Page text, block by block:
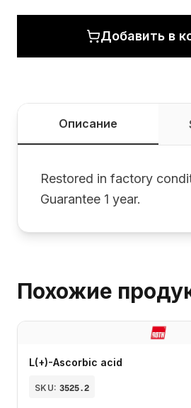
Добавить в
Описание
Restored in factory
Guarantee 1 year.
Похожие
L(+)-Ascorbic acid
SKU: 3525.2